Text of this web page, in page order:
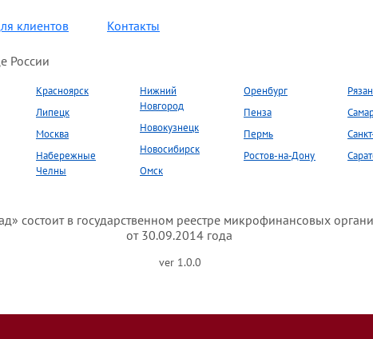
клиентов Контакты
России
Красноярск
Липецк
Москва
Набережные
Челны
Нижний
Новгород
Новокузнецк
Новосибирск
Омск
Оренбург
Пенза
Пермь
Ростов-на-Дону
в государственном реестре микрофинансовых
от 30.09.2014 года
ver 1.0.0